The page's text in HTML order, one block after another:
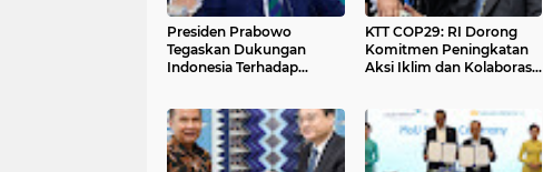
Presiden Prabowo
Tegaskan Dukungan
Indonesia Terhadap
KTT COP29: RI Dorong
Komitmen Peningkatan
Aksi Iklim dan Kolaborasi